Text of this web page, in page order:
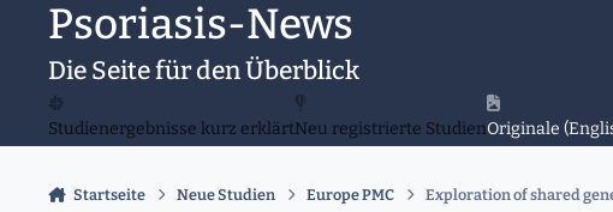
Zu Inhalt springen
Psoriasis-News
Die Seite für den Überblick
Studienergebnisse kurz erklärtNeu registrierte StudienOriginale
Startseite Neue Studien Europe PMC Exploration of shared